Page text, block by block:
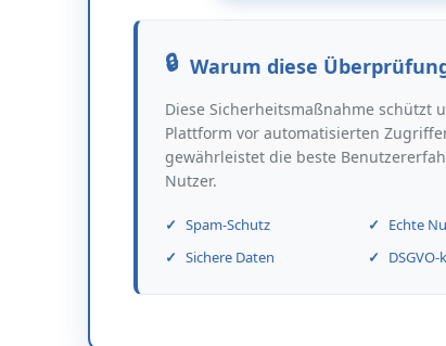
Warum diese
Diese Sicherheitsmaßnahme schützt
Plattform vor automatisierten
gewährleistet die beste
Nutzer.
Spam-Schutz
Echte
Sichere Daten